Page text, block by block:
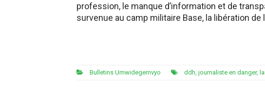
profession, le manque d’information et de
survenue au camp militaire Base, la libération
Bulletins Umwidegemvyo ddh journaliste en danger,